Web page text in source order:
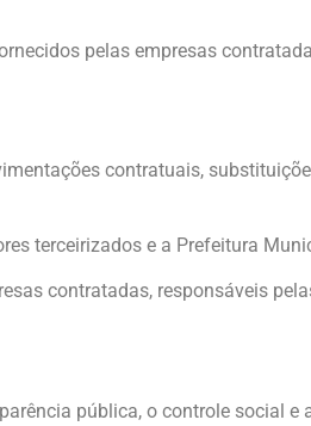
pelas empresas
contratuais,
terceirizados e a Prefeitura
contratadas, responsáveis
pública, o controle social